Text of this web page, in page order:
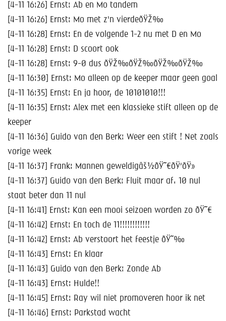
[4-11 16:26] Ernst: Ab en Mo tandem
[4-11 16:26] Ernst: Mo met z'n vierdeðŸŽ‰
[4-11 16:28] Ernst: En de volgende 1-2 nu met D en Mo
[4-11 16:28] Ernst: D scoort ook
[4-11 16:28] Ernst: 9-0 dus ðŸŽ‰ðŸŽ‰ðŸŽ‰ðŸŽ‰
[4-11 16:30] Ernst: Mo alleen op de keeper maar geen goal
[4-11 16:35] Ernst: En ja hoor, de 10101010!!!
[4-11 16:35] Ernst: Alex met een klassieke stift alleen op de
keeper
[4-11 16:36] Guido van den Berk: Weer een stift ! Net zoals
vorige week
[4-11 16:37] Frank: Mannen geweldigâš½ðŸ˜€ðŸ‘ðŸ»
[4-11 16:37] Guido van den Berk: Fluit maar af. 10 nul
staat beter dan 11 nul
[4-11 16:41] Ernst: Kan een mooi seizoen worden zo ðŸ˜€
[4-11 16:42] Ernst: En toch de 11!!!!!!!!!!!!
[4-11 16:42] Ernst: Ab verstoort het feestje ðŸ˜‰
[4-11 16:43] Ernst: En klaar
[4-11 16:43] Guido van den Berk: Zonde Ab
[4-11 16:43] Ernst: Hulde!!
[4-11 16:45] Ernst: Ray wil niet promoveren hoor ik net
[4-11 16:46] Ernst: Parkstad wacht